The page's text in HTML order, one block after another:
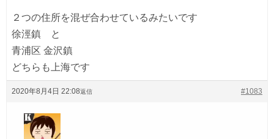
２つの住所を混ぜ合わせているみたいです
徐涇鎮 と
青浦区 金沢鎮
どちらも上海です
2020年8月4日 22:08 #1083
返信